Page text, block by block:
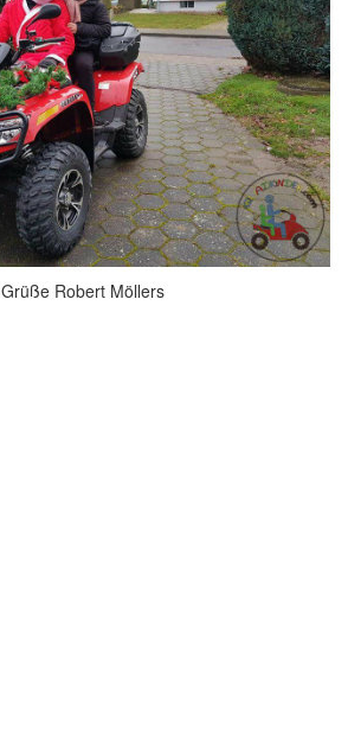
Grüße Robert Möllers